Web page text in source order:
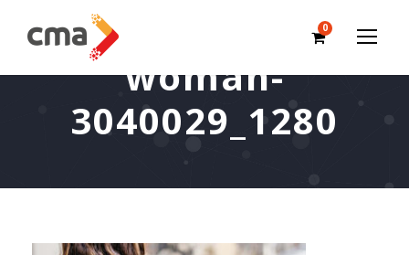
0
woman-
3040029_1280